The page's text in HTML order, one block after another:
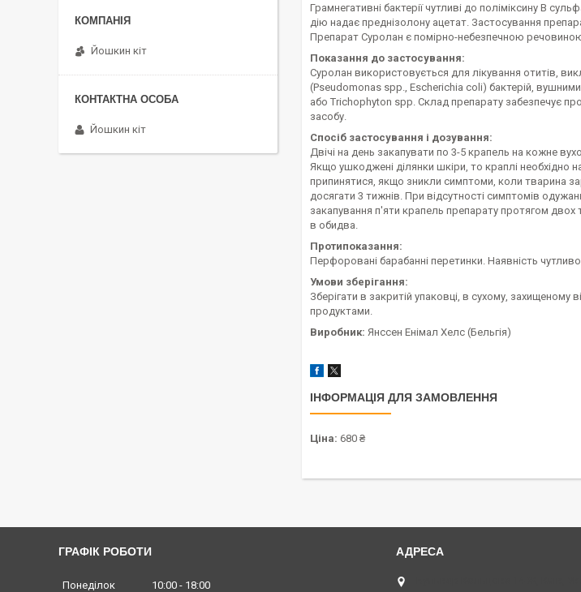
Грамнегативні бактерії чутливі до поліміксину В
дію надає преднізолону ацетат. Застосування
Препарат Суролан є помірно-небезпечною
Показання до застосування:
Суролан використовується для лікування отитів,
(Pseudomonas spp., Escherichia coli) бактерій,
або Trichophyton spp. Склад препарату забезпечує
засобу.
Спосіб застосування і дозування:
Двічі на день закапувати по 3-5 крапель на кожне
Якщо ушкоджені ділянки шкіри, то краплі необхідно
припинятися, якщо зникли симптоми, коли тварина
досягати 3 тижнів. При відсутності симптомів
закапування п'яти крапель препарату протягом двох
в обидва.
Протипоказання:
Перфоровані барабанні перетинки. Наявність
Умови зберігання:
Зберігати в закритій упаковці, в сухому, захищеному
продуктами.
Виробник: Янссен Енімал Хелс (Бельгія)
ІНФОРМАЦІЯ ДЛЯ ЗАМОВЛЕННЯ
Ціна: 680 ₴
Йошкин кіт
Йошкин кіт
ГРАФІК РОБОТИ
Понеділок 10:00 18:00